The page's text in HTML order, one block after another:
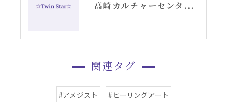
高崎カルチャーセンターでのエンジェルカード講座スタート
関連タグ
#アメジスト #ヒーリングアート